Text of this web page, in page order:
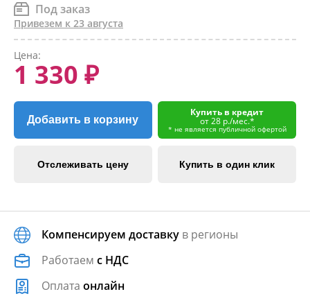
Под заказ
Привезем к 23 августа
Цена:
1 330 ₽
Добавить в корзину
Купить в кредит
от 28 р./мес.*
* не является публичной офертой
Отслеживать цену Купить в один клик
Компенсируем доставку в регионы
Работаем с НДС
Оплата онлайн